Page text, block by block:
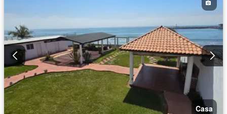
Vista panorámica
Wifi
Zonas verdes
Completamente amueblado
Casa